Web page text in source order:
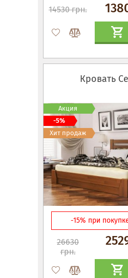
14530 грн.
Кровать
-15% при
26630
грн.
Акция
-5%
Хит продаж